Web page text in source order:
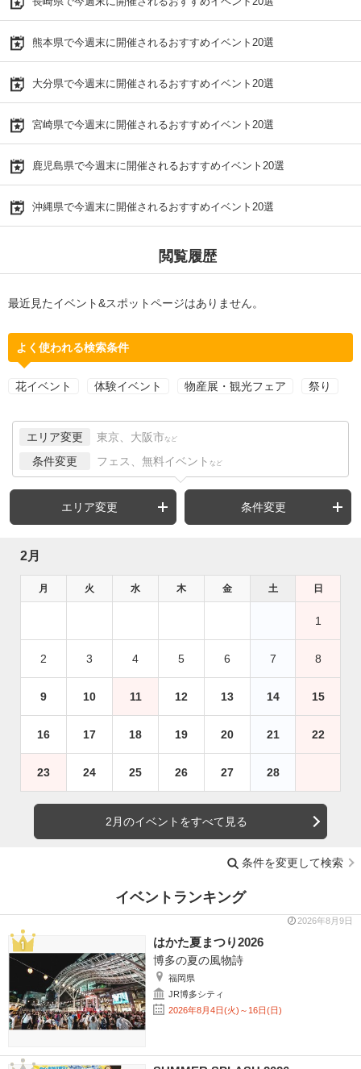
熊本県で今週末に開催されるおすすめイベント20選
大分県で今週末に開催されるおすすめイベント20選
宮崎県で今週末に開催されるおすすめイベント20選
鹿児島県で今週末に開催されるおすすめイベント20選
沖縄県で今週末に開催されるおすすめイベント20選
閲覧履歴
最近見たイベント&スポットページはありません。
よく使われる検索条件
花イベント 体験イベント 物産展・観光フェア 祭り
エリア変更 東京、大阪市 など
条件変更 フェス、無料イベント など
エリア変更 条件変更
2月
月 火 水 木 金 土 日
1
2 3 4 5 6 7 8
9 10 11 12 13 14 15
16 17 18 19 20 21 22
23 24 25 26 27 28
2月のイベントをすべて見る
条件を変更して検索
イベントランキング
2026年8月9日
はかた夏まつり2026
博多の夏の風物詩
福岡県
JR博多シティ
2026年8月4日(火)～16日(日)